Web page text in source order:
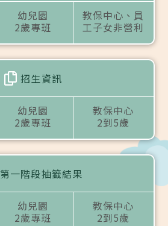
幼兒園
2歲專班
教保中心、員
工子女非營利
招生資訊
幼兒園
2歲專班
教保中心
2到5歲
第一階段抽籤結果
幼兒園
2歲專班
教保中心
2到5歲